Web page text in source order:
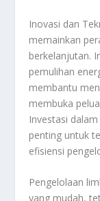
Inovasi dan
memainkan
berkelanjutan.
pemulihan
membantu
membuka
Investasi
penting untuk
efisiensi
Pengelolaan
yang mudah,